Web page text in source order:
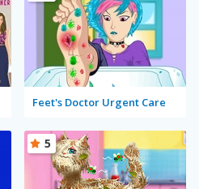
Feet's Doctor Urgent Care
5